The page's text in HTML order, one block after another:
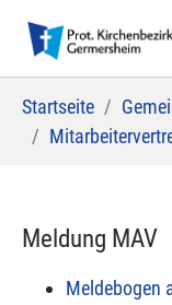
Startseite
Meldung MAV
Meldebogen